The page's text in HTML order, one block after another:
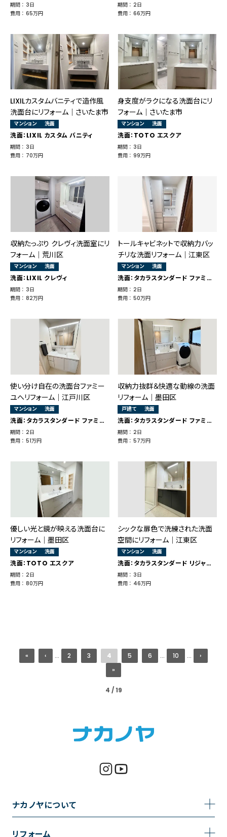
期間 ： 3日
費用 ： 65万円
期間 ： 2日
費用 ： 66万円
LIXILカスタムバニティで造作風
洗面台にリフォーム｜さいたま市
マンション 洗面
洗面：LIXIL カスタム バニティ
期間 ： 3日
費用 ： 70万円
身支度がラクになる洗面台にリ
フォーム｜さいたま市
マンション 洗面
洗面：TOTO エスクア
期間 ： 3日
費用 ： 99万円
収納たっぷり クレヴィ洗面室にリ
フォーム｜荒川区
マンション 洗面
洗面：LIXIL クレヴィ
期間 ： 3日
費用 ： 82万円
トールキャビネットで収納力バッ
チリな洗面リフォーム｜江東区
マンション 洗面
洗面：タカラスタンダード ファミーユ
期間 ： 2日
費用 ： 50万円
使い分け自在の洗面台ファミー
ユへリフォーム｜江戸川区
マンション 洗面
洗面：タカラスタンダード ファミーユ
期間 ： 2日
費用 ： 51万円
収納力抜群＆快適な動線の洗面
リフォーム｜墨田区
戸建て 洗面
洗面：タカラスタンダード ファミーユ
期間 ： 2日
費用 ： 57万円
優しい光と鏡が映える洗面台に
リフォーム｜墨田区
マンション 洗面
洗面：TOTO エスクア
期間 ： 2日
費用 ： 80万円
シックな扉色で洗練された洗面
空間にリフォーム｜江東区
マンション 洗面
洗面：タカラスタンダード リジャスト
期間 ： 3日
費用 ： 46万円
4 / 19
« ‹ ... 2 3 4 5 6 ... 10 ...
›
»
ナカノヤについて
事業内容
リフォーム